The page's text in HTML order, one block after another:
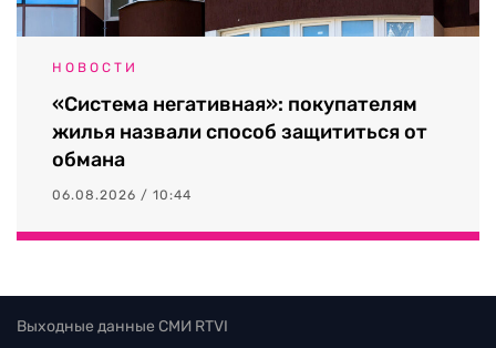
НОВОСТИ
«Система негативная»: покупателям
жилья назвали способ защититься от
обмана
06.08.2026 / 10:44
Выходные данные СМИ RTVI